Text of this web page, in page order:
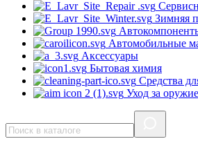
Зимняя
Автомобильные
Аксессуары
Бытовая химия
Средства
Уход за